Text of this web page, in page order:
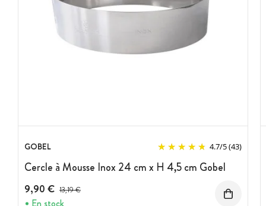
GOBEL 4.7/5(43)
Cercle à Mousse Inox 24 cm x H 4,5 cm Gobel
9,90 € Prix avant réduction :
13,19 €
En stock